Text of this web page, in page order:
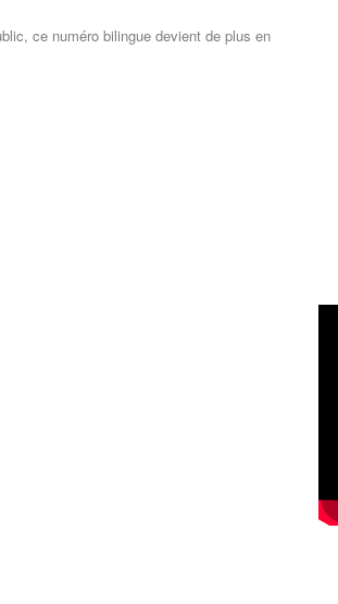
ce numéro bilingue devient de plus en